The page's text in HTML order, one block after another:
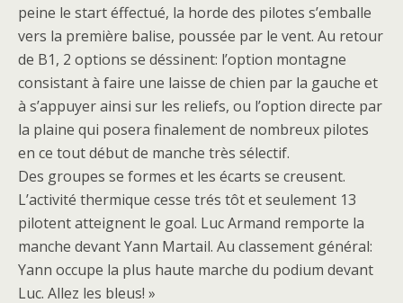
peine le start éffectué, la horde des pilotes s’emballe
vers la première balise, poussée par le vent. Au retour
de B1, 2 options se déssinent: l’option montagne
consistant à faire une laisse de chien par la gauche et
à s’appuyer ainsi sur les reliefs, ou l’option directe par
la plaine qui posera finalement de nombreux pilotes
en ce tout début de manche très sélectif.
Des groupes se formes et les écarts se creusent.
L’activité thermique cesse trés tôt et seulement 13
pilotent atteignent le goal. Luc Armand remporte la
manche devant Yann Martail. Au classement général:
Yann occupe la plus haute marche du podium devant
Luc. Allez les bleus! »